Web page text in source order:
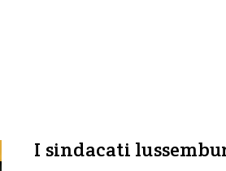
I sindacati